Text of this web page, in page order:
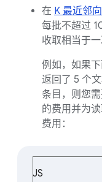
在 K 最近邻
每批不超过
收取相当于一
例如，如果
返回了 5 个
条目，则您
的费用并为
费用：
JS